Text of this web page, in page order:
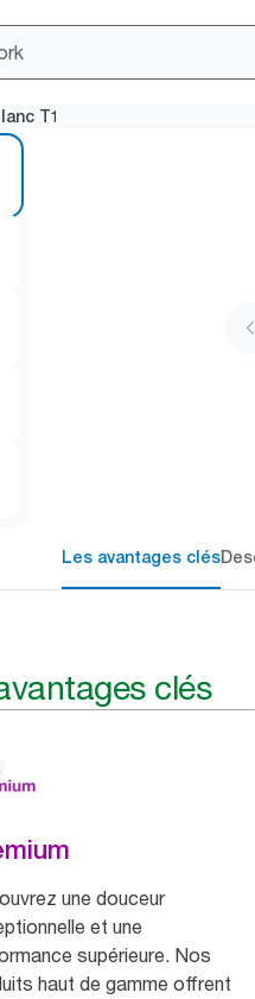
T1
Les avantages clés
clés
une douceur
et une
supérieure. Nos
haut de gamme offrent